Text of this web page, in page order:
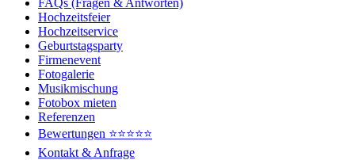
FAQs (Fragen & Antworten)
Hochzeitsfeier
Hochzeitservice
Geburtstagsparty
Firmenevent
Fotogalerie
Musikmischung
Fotobox mieten
Referenzen
Bewertungen ⭐⭐⭐⭐⭐
Kontakt & Anfrage